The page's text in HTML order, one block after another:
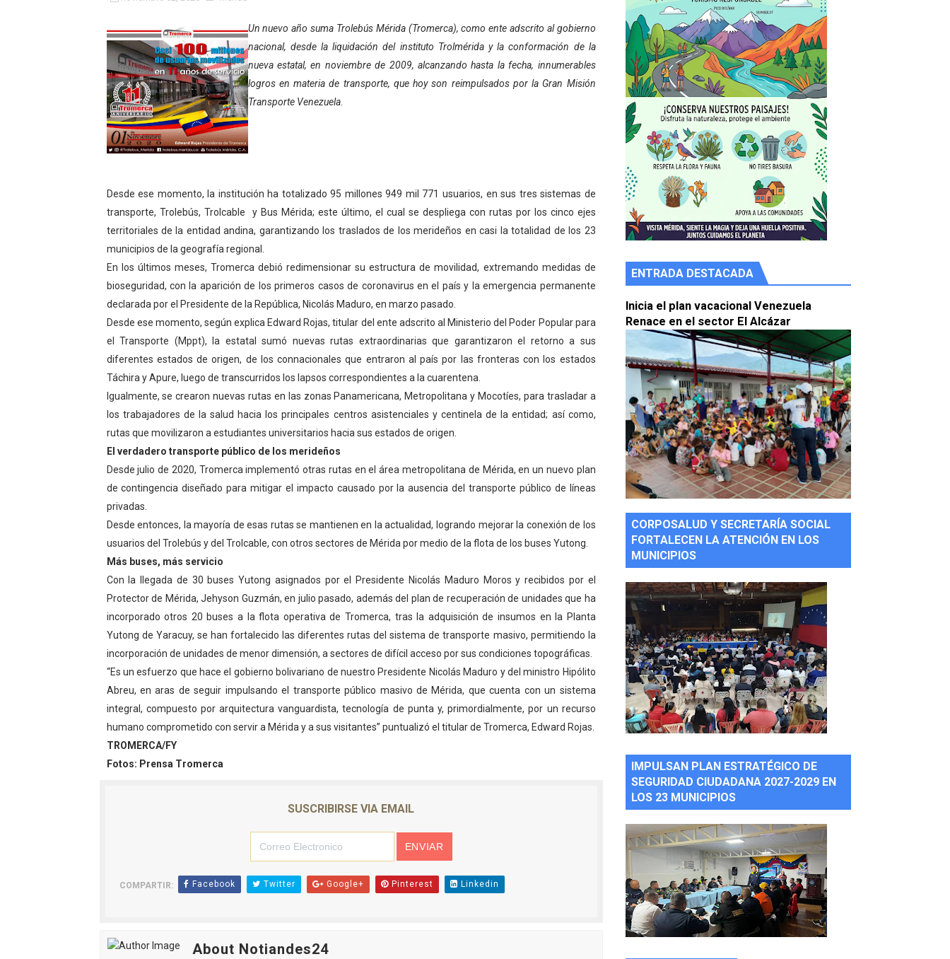
INN-Mérida celebró el Lacto grado para promover el inicio de una vida saludable
Impulsan plan estratégico de seguridad ciudadana 2027-2029 en los 23 municipios
Mérida impulsa desarrollo económico con taller de marcas y patentes
Fomficc consolida alianzas e impulsa la economía comunal en Mérida
Corposalud y Secretaría Social fortalecen la atención en los municipios
Inicia el plan vacacional Venezuela Renace en el sector El Alcázar
Entregan planta eléctrica para fortalecer la atención sanitaria en Ejido
Expertos inspeccionan espacios del OAN para la instalación del detector Cherenkov de agua
Dictan MasterClass en el marco del Encuentro LAGO Venezuela, edición Mérida
Campo Elías avanza con plan de asfaltado
Encuentro estadal fortalece la coordinación de políticas sociales en Mérida
Gobernador Arnaldo Sánchez apadrina a más de 993 nuevos bachilleres de Mérida
Plan Quirúrgico Regional llega a Pueblo Llano con la activación de dos quirófanos
Un nuevo año suma Trolebús Mérida (Tromerca), como ente adscrito al gobierno
nacional, desde la liquidación del instituto Trolmérida y la conformación de la
nueva estatal, en noviembre de 2009, alcanzando hasta la fecha, innumerables
logros en materia de transporte, que hoy son reimpulsados por la Gran Misión
Transporte Venezuela.
Desde ese momento, la institución ha totalizado 95 millones 949 mil 771 usuarios, en sus tres sistemas de
transporte, Trolebús, Trolcable y Bus Mérida; este último, el cual se despliega con rutas por los cinco ejes
territoriales de la entidad andina, garantizando los traslados de los merideños en casi la totalidad de los 23
municipios de la geografía regional.
En los últimos meses, Tromerca debió redimensionar su estructura de movilidad, extremando medidas de
bioseguridad, con la aparición de los primeros casos de coronavirus en el país y la emergencia permanente
declarada por el Presidente de la República, Nicolás Maduro, en marzo pasado.
Desde ese momento, según explica Edward Rojas, titular del ente adscrito al Ministerio del Poder Popular para
el Transporte (Mppt), la estatal sumó nuevas rutas extraordinarias que garantizaron el retorno a sus
diferentes estados de origen, de los connacionales que entraron al país por las fronteras con los estados
Táchira y Apure, luego de transcurridos los lapsos correspondientes a la cuarentena.
Igualmente, se crearon nuevas rutas en las zonas Panamericana, Metropolitana y Mocotíes, para trasladar a
los trabajadores de la salud hacia los principales centros asistenciales y centinela de la entidad; así como,
rutas que movilizaron a estudiantes universitarios hacia sus estados de origen.
El verdadero transporte público de los merideños
Desde julio de 2020, Tromerca implementó otras rutas en el área metropolitana de Mérida, en un nuevo plan
de contingencia diseñado para mitigar el impacto causado por la ausencia del transporte público de líneas
privadas.
Desde entonces, la mayoría de esas rutas se mantienen en la actualidad, logrando mejorar la conexión de los
usuarios del Trolebús y del Trolcable, con otros sectores de Mérida por medio de la flota de los buses Yutong.
Más buses, más servicio
Con la llegada de 30 buses Yutong asignados por el Presidente Nicolás Maduro Moros y recibidos por el
Protector de Mérida, Jehyson Guzmán, en julio pasado, además del plan de recuperación de unidades que ha
incorporado otros 20 buses a la flota operativa de Tromerca, tras la adquisición de insumos en la Planta
Yutong de Yaracuy, se han fortalecido las diferentes rutas del sistema de transporte masivo, permitiendo la
incorporación de unidades de menor dimensión, a sectores de difícil acceso por sus condiciones topográficas.
“Es un esfuerzo que hace el gobierno bolivariano de nuestro Presidente Nicolás Maduro y del ministro Hipólito
Abreu, en aras de seguir impulsando el transporte público masivo de Mérida, que cuenta con un sistema
integral, compuesto por arquitectura vanguardista, tecnología de punta y, primordialmente, por un recurso
humano comprometido con servir a Mérida y a sus visitantes” puntualizó el titular de Tromerca, Edward Rojas.
TROMERCA/FY
Fotos: Prensa Tromerca
SUSCRIBIRSE VIA EMAIL
COMPARTIR: Facebook Twitter Google+ Pinterest Linkedin
About Notiandes24
ENTRADA DESTACADA
Inicia el plan vacacional Venezuela
Renace en el sector El Alcázar
CORPOSALUD Y SECRETARÍA SOCIAL
FORTALECEN LA ATENCIÓN EN LOS
MUNICIPIOS
IMPULSAN PLAN ESTRATÉGICO DE
SEGURIDAD CIUDADANA 2027-2029 EN
LOS 23 MUNICIPIOS